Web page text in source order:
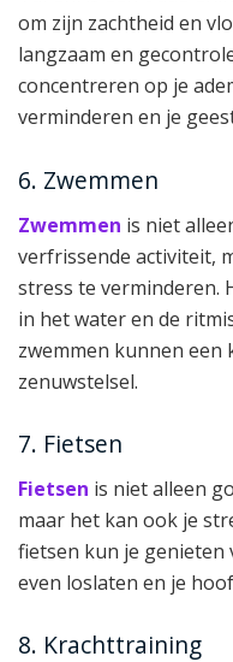
om zijn zachtheid en
langzaam en
concentreren op je
verminderen en je
6. Zwemmen
Zwemmen is niet
verfrissende activiteit,
stress te verminderen.
in het water en de
zwemmen kunnen een
zenuwstelsel.
7. Fietsen
Fietsen is niet alleen
maar het kan ook je
fietsen kun je genieten
even loslaten en je
8. Krachttraining